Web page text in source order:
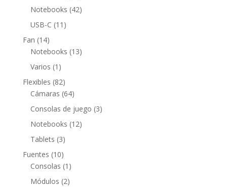
productos
Notebooks 4242
USB-C 11 11
Fan 1414
productos
Notebooks 1313
Varios 1 1
producto
Flexibles 8282
productos
Cámaras 6464
productos
Consolas de juego 33
Notebooks 1212
Tablets 33
productos
Fuentes 1010
productos
Consolas 1 1
producto
Módulos 22